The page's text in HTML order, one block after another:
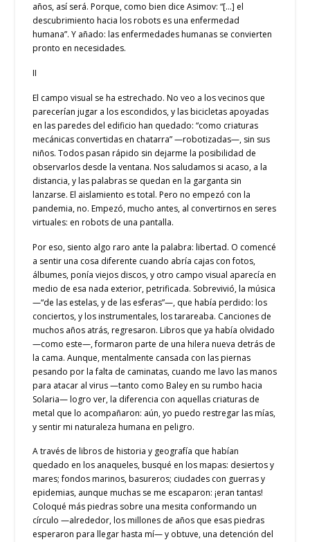
años, así será. Porque, como bien dice Asimov: “[…] el
descubrimiento hacia los robots es una enfermedad
humana”. Y añado: las enfermedades humanas se convierten
pronto en necesidades.
II
El campo visual se ha estrechado. No veo a los vecinos que
parecerían jugar a los escondidos, y las bicicletas apoyadas
en las paredes del edificio han quedado: “como criaturas
mecánicas convertidas en chatarra” —robotizadas—, sin sus
niños. Todos pasan rápido sin dejarme la posibilidad de
observarlos desde la ventana. Nos saludamos si acaso, a la
distancia, y las palabras se quedan en la garganta sin
lanzarse. El aislamiento es total. Pero no empezó con la
pandemia, no. Empezó, mucho antes, al convertirnos en seres
virtuales: en robots de una pantalla.
Por eso, siento algo raro ante la palabra: libertad. O comencé
a sentir una cosa diferente cuando abría cajas con fotos,
álbumes, ponía viejos discos, y otro campo visual aparecía en
medio de esa nada exterior, petrificada. Sobrevivió, la música
—“de las estelas, y de las esferas”—, que había perdido: los
conciertos, y los instrumentales, los tarareaba. Canciones de
muchos años atrás, regresaron. Libros que ya había olvidado
—como este—, formaron parte de una hilera nueva detrás de
la cama. Aunque, mentalmente cansada con las piernas
pesando por la falta de caminatas, cuando me lavo las manos
para atacar al virus —tanto como Baley en su rumbo hacia
Solaria— logro ver, la diferencia con aquellas criaturas de
metal que lo acompañaron: aún, yo puedo restregar las mías,
y sentir mi naturaleza humana en peligro.
A través de libros de historia y geografía que habían
quedado en los anaqueles, busqué en los mapas: desiertos y
mares; fondos marinos, basureros; ciudades con guerras y
epidemias, aunque muchas se me escaparon: ¡eran tantas!
Coloqué más piedras sobre una mesita conformando un
círculo —alrededor, los millones de años que esas piedras
esperaron para llegar hasta mí— y obtuve, una detención del